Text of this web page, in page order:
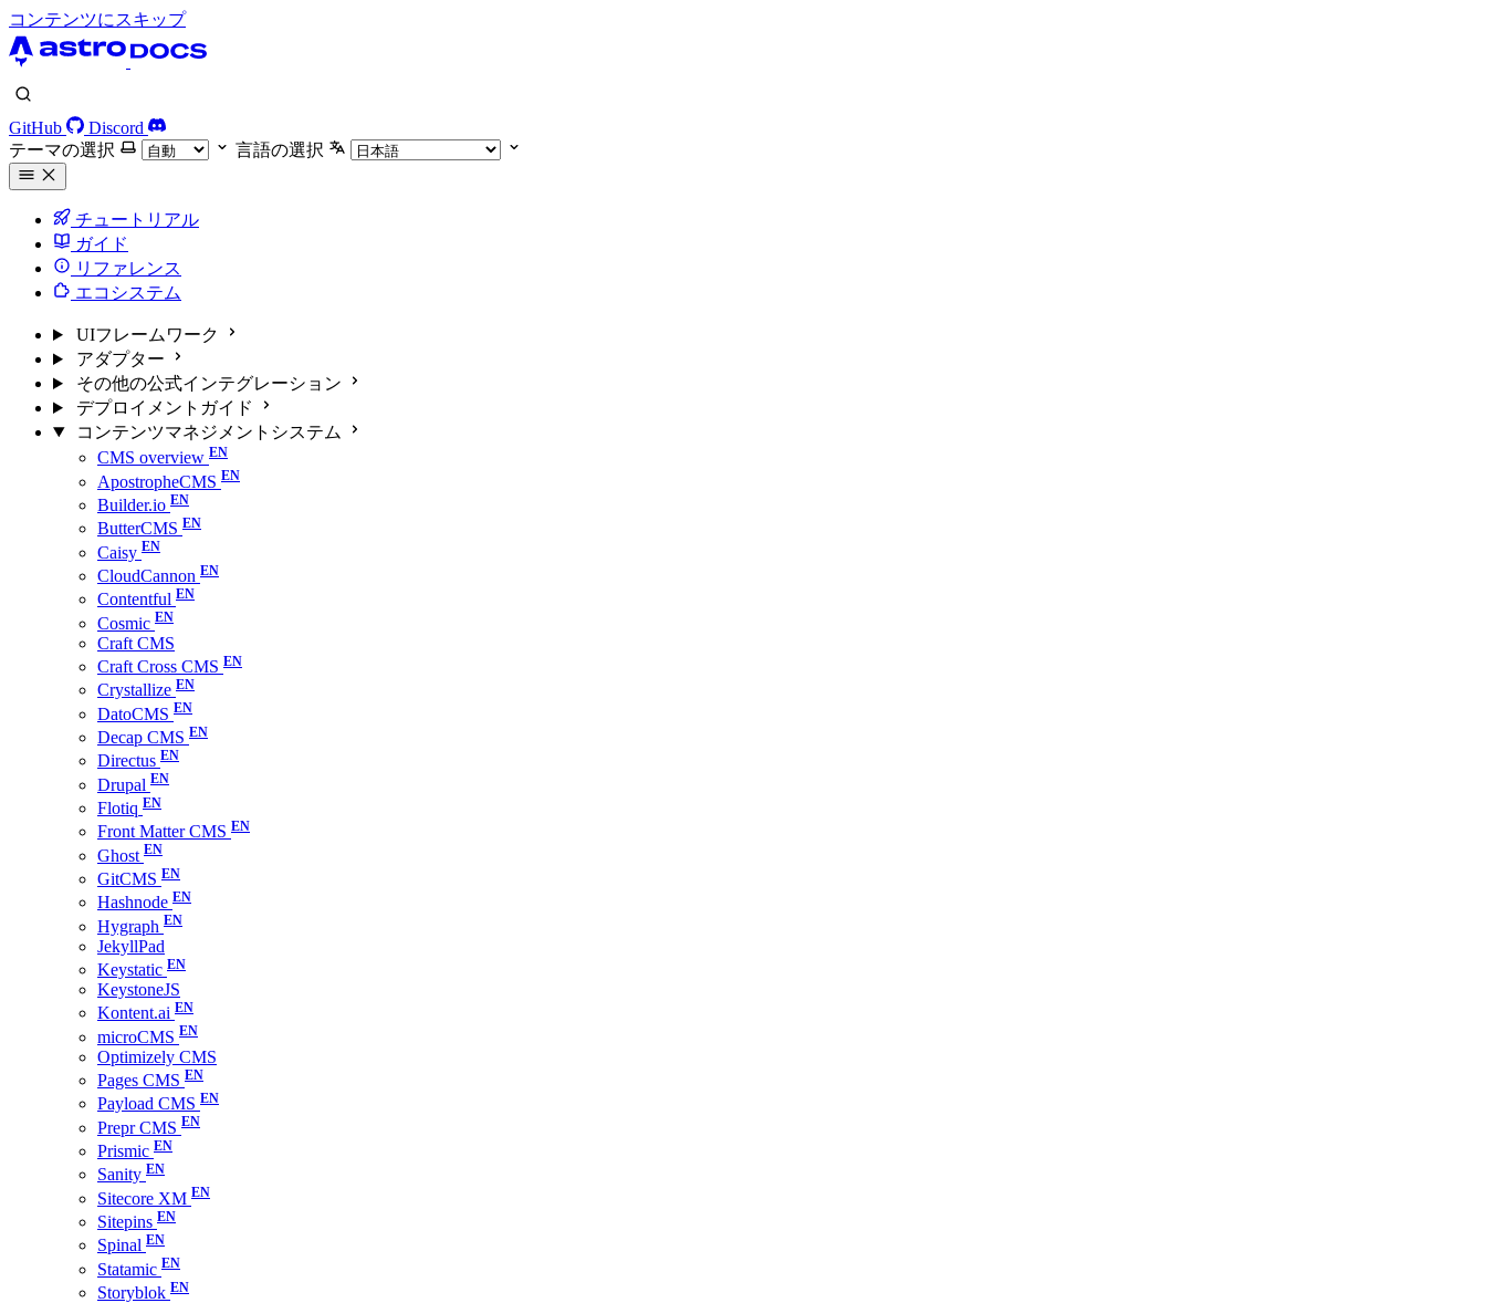
コンテンツにスキップ
GitHub
Discord
テーマの選択
言語の選択
チュートリアル
ガイド
リファレンス
エコシステム
UIフレームワーク
アダプター
その他の公式インテグレーション
デプロイメントガイド
コンテンツマネジメントシステム
CMS overview
ApostropheCMS
Builder.io
ButterCMS
Caisy
CloudCannon
Contentful
Cosmic
Craft CMS
Craft Cross CMS
Crystallize
DatoCMS
Decap CMS
Directus
Drupal
Flotiq
Front Matter CMS
Ghost
GitCMS
Hashnode
Hygraph
JekyllPad
Keystatic
KeystoneJS
Kontent.ai
microCMS
Optimizely CMS
Pages CMS
Payload CMS
Prepr CMS
Prismic
Sanity
Sitecore XM
Sitepins
Spinal
Statamic
Storyblok